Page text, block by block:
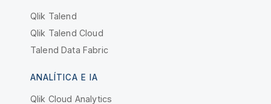
Qlik Talend
Qlik Talend Cloud
Talend Data Fabric
ANALÍTICA E IA
Qlik Cloud Analytics